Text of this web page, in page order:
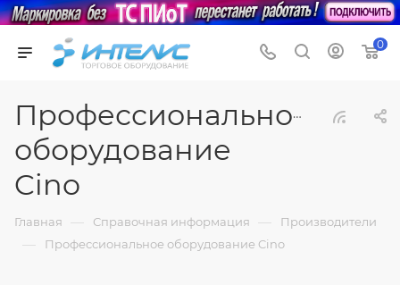
0
Профессиональное
оборудование
Cino
Главная — Справочная информация — Производители
— Профессиональное оборудование Cino